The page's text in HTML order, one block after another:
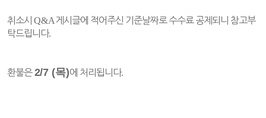
취소시 Q&A게시글에 적어주신 기준날짜로 수수료 공제되니 참고부
탁드립니다.
환불은 2/7 (목)에 처리됩니다.